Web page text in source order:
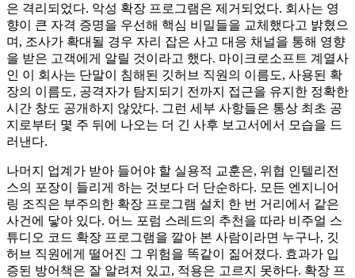
은 격리되었다. 악성 확장 프로그램은 제거되었다. 회사는 영
향이 큰 자격 증명을 우선해 핵심 비밀들을 교체했다고 밝혔으
며, 조사가 확대될 경우 자리 잡은 사고 대응 채널을 통해 영향
을 받은 고객에게 알릴 것이라고 했다. 마이크로소프트 계열사
인 이 회사는 단말이 침해된 깃허브 직원의 이름도, 사용된 확
장의 이름도, 공격자가 탐지되기 전까지 접근을 유지한 정확한
시간 창도 공개하지 않았다. 그런 세부 사항들은 통상 최초 공
지로부터 몇 주 뒤에 나오는 더 긴 사후 보고서에서 모습을 드
러낸다.
나머지 업계가 받아 들어야 할 실용적 교훈은, 위협 인텔리전
스의 포장이 들리게 하는 것보다 더 단순하다. 모든 엔지니어
링 조직은 부주의한 확장 프로그램 설치 한 번 거리에서 같은
사건에 닿아 있다. 어느 포럼 스레드의 추천을 따라 비주얼 스
튜디오 코드 확장 프로그램을 깔아 본 사람이라면 누구나, 깃
허브 직원에게 떨어진 그 위험을 똑같이 짊어졌다. 효과가 입
증된 방어책은 잘 알려져 있고, 적용은 고르지 못하다. 확장 프